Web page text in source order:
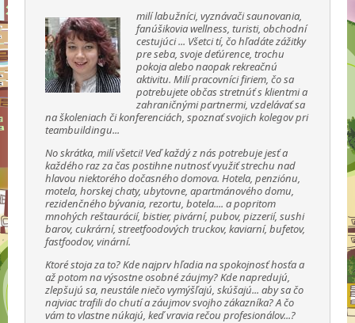
milí labužníci, vyznávači saunovania,
fanúšikovia wellness, turisti, obchodní
cestujúci ... Všetci tí, čo hľadáte zážitky
pre seba, svoje deťúrence, trochu
pokoja alebo naopak rekreačnú
aktivitu. Milí pracovníci firiem, čo sa
potrebujete občas stretnúť s klientmi a
zahraničnými partnermi, vzdelávať sa
na školeniach či konferenciách, spoznať svojich kolegov pri
teambuildingu...
No skrátka, milí všetci! Veď každý z nás potrebuje jesť a
každého raz za čas postihne nutnosť využiť strechu nad
hlavou niektorého dočasného domova. Hotela, penziónu,
motela, horskej chaty, ubytovne, apartmánového domu,
rezidenčného bývania, rezortu, botela.... a popritom
mnohých reštaurácií, bistier, pivární, pubov, pizzerií, sushi
barov, cukrární, streetfoodových truckov, kaviarní, bufetov,
fastfoodov, vinární.
Ktoré stoja za to? Kde najprv hľadia na spokojnosť hosťa a
až potom na výsostne osobné záujmy? Kde napredujú,
zlepšujú sa, neustále niečo vymýšľajú, skúšajú... aby sa čo
najviac trafili do chutí a záujmov svojho zákazníka? A čo
vám to vlastne núkajú, keď vravia rečou profesionálov...?